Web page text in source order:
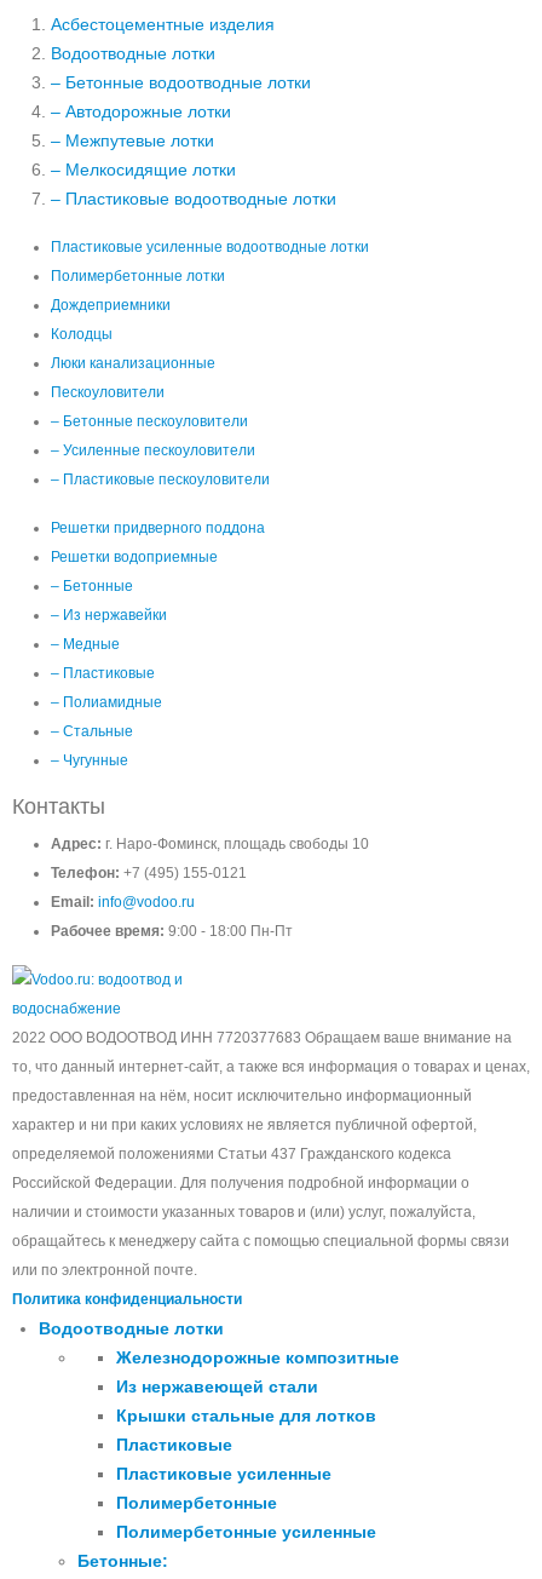
Асбестоцементные изделия
Водоотводные лотки
– Бетонные водоотводные лотки
– Автодорожные лотки
– Межпутевые лотки
– Мелкосидящие лотки
– Пластиковые водоотводные лотки
Пластиковые усиленные водоотводные лотки
Полимербетонные лотки
Дождеприемники
Колодцы
Люки канализационные
Пескоуловители
– Бетонные пескоуловители
– Усиленные пескоуловители
– Пластиковые пескоуловители
Решетки придверного поддона
Решетки водоприемные
– Бетонные
– Из нержавейки
– Медные
– Пластиковые
– Полиамидные
– Стальные
– Чугунные
Контакты
Адрес: г. Наро-Фоминск, площадь свободы 10
Телефон: +7 (495) 155-0121
Email: info@vodoo.ru
Рабочее время: 9:00 - 18:00 Пн-Пт
2022 ООО ВОДООТВОД ИНН 7720377683 Обращаем ваше внимание на
то, что данный интернет-сайт, а также вся информация о товарах и ценах,
предоставленная на нём, носит исключительно информационный
характер и ни при каких условиях не является публичной офертой,
определяемой положениями Статьи 437 Гражданского кодекса
Российской Федерации. Для получения подробной информации о
наличии и стоимости указанных товаров и (или) услуг, пожалуйста,
обращайтесь к менеджеру сайта с помощью специальной формы связи
или по электронной почте.
Политика конфиденциальности
Водоотводные лотки
Железнодорожные композитные
Из нержавеющей стали
Крышки стальные для лотков
Пластиковые
Пластиковые усиленные
Полимербетонные
Полимербетонные усиленные
Бетонные: